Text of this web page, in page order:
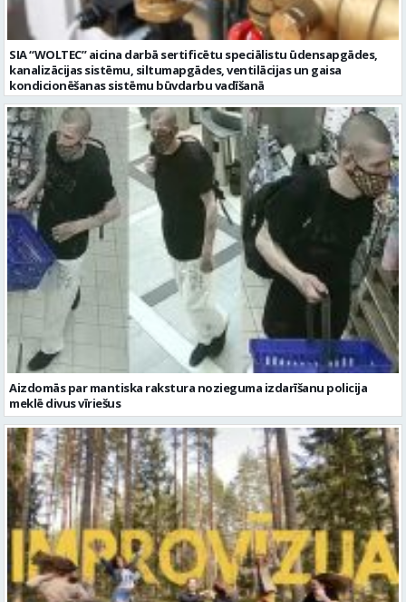
SIA “WOLTEC” aicina darbā sertificētu speciālistu ūdensapgādes,
kanalizācijas sistēmu, siltumapgādes, ventilācijas un gaisa
kondicionēšanas sistēmu būvdarbu vadīšanā
Aizdomās par mantiska rakstura nozieguma izdarīšanu policija
meklē divus vīriešus